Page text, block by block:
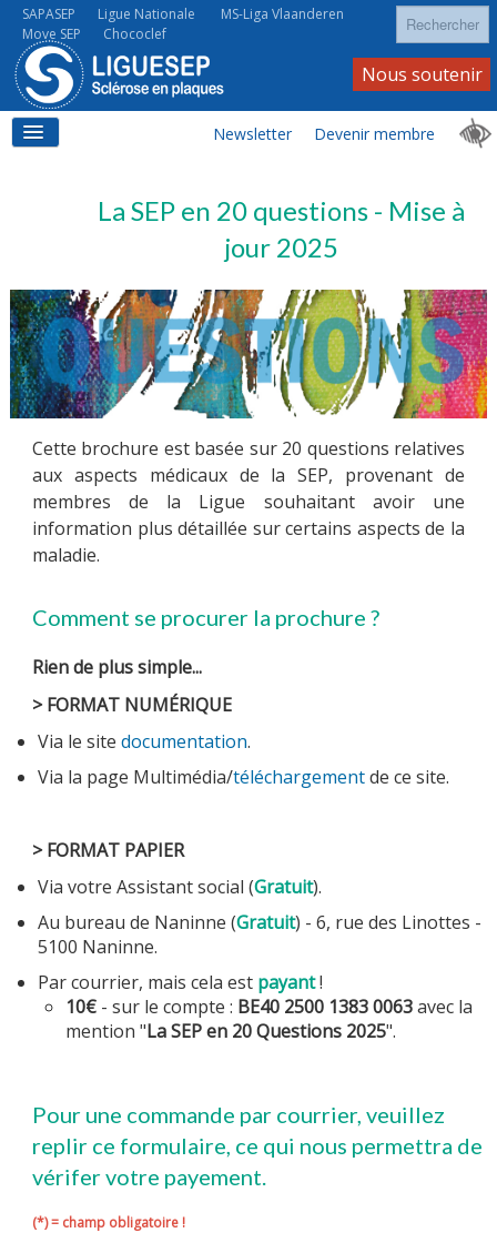
Ligue Nationale MS-Liga Vlaanderen
SAPASEP
Move SEP
Chococlef
Rechercher
LA SEP
LA SEP AU QUOTIDIEN
À VOS CÔTÉS
LA LIGUE
Newsletter
Nous soutenir
Devenir membre
La SEP en 20 questions - Mise à
jour 2025
Cette brochure est basée sur 20 questions relatives
aux aspects médicaux de la SEP, provenant de
membres de la Ligue souhaitant avoir une
information plus détaillée sur certains aspects de la
maladie.
Comment se procurer la prochure ?
Rien de plus simple...
> FORMAT NUMÉRIQUE
Via le site documentation.
Via la page Multimédia/téléchargementde ce site.
> FORMAT PAPIER
Via votre Assistant social (Gratuit).
Au bureau de Naninne (Gratuit) - 6, rue des Linottes -
5100 Naninne.
Par courrier, mais cela est payant!
10€- sur le compte : BE40 2500 1383 0063avec la
mention "La SEP en 20 Questions 2025".
Pour une commande par courrier, veuillez
replir ce formulaire, ce qui nous permettra de
vérifer votre payement.
(*) = champ obligatoire !